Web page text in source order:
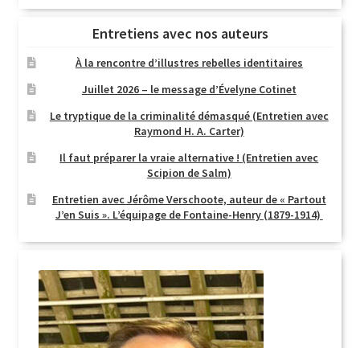
Entretiens avec nos auteurs
À la rencontre d’illustres rebelles identitaires
Juillet 2026 – le message d’Évelyne Cotinet
Le tryptique de la criminalité démasqué (Entretien avec
Raymond H. A. Carter)
Il faut préparer la vraie alternative ! (Entretien avec
Scipion de Salm)
Entretien avec Jérôme Verschoote, auteur de « Partout
J’en Suis ». L’équipage de Fontaine-Henry (1879-1914)